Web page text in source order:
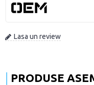
Lasa un review
PRODUSE